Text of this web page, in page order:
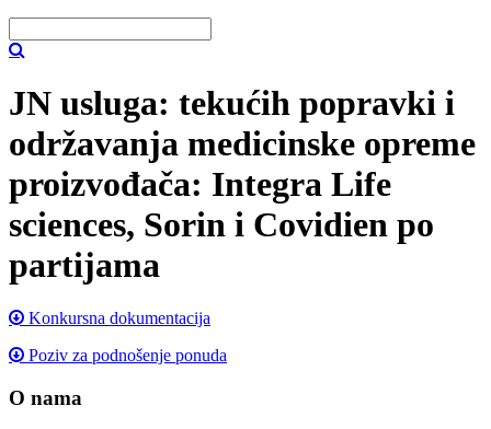
JN usluga: tekućih popravki i
održavanja medicinske opreme
proizvođača: Integra Life
sciences, Sorin i Covidien po
partijama
Konkursna dokumentacija
Poziv za podnošenje ponuda
O nama